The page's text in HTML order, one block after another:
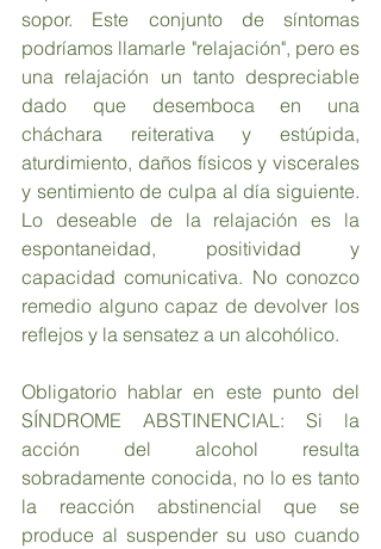
sopor. Este conjunto de síntomas
podríamos llamarle "relajación", pero es
una relajación un tanto despreciable
dado que desemboca en una
cháchara reiterativa y estúpida,
aturdimiento, daños físicos y viscerales
y sentimiento de culpa al día siguiente.
Lo deseable de la relajación es la
espontaneidad, positividad y
capacidad comunicativa. No conozco
remedio alguno capaz de devolver los
reflejos y la sensatez a un alcohólico.
Obligatorio hablar en este punto del
SÍNDROME ABSTINENCIAL: Si la
acción del alcohol resulta
sobradamente conocida, no lo es tanto
la reacción abstinencial que se
produce al suspender su uso cuando